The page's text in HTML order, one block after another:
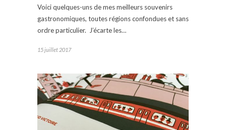
Voici quelques-uns de mes meilleurs souvenirs
gastronomiques, toutes régions confondues et sans
ordre particulier. J’écarte les…
15 juillet 2017